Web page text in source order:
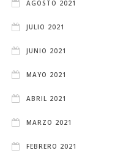
AGOSTO 2021
JULIO 2021
JUNIO 2021
MAYO 2021
ABRIL 2021
MARZO 2021
FEBRERO 2021